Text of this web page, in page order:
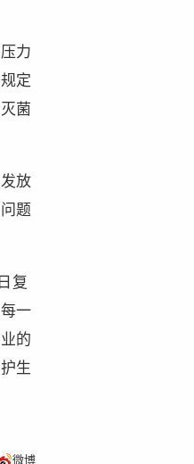
力
定
菌
放
题
复
一
的
生
微博